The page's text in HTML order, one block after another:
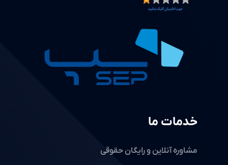
خدمات ما
مشاوره آنلاین و رایگان حقوقی